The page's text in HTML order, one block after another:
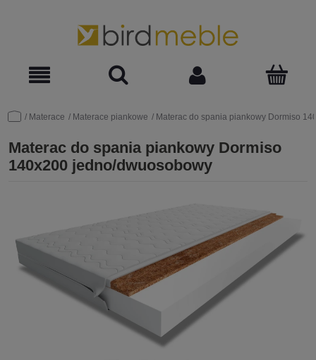
Materace Materace piankowe Materac do spania piankowy Dormiso
Materac do spania piankowy Dormiso
140x200 jedno/dwuosobowy